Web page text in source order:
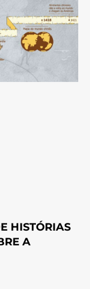
HISTÓRIAS
A